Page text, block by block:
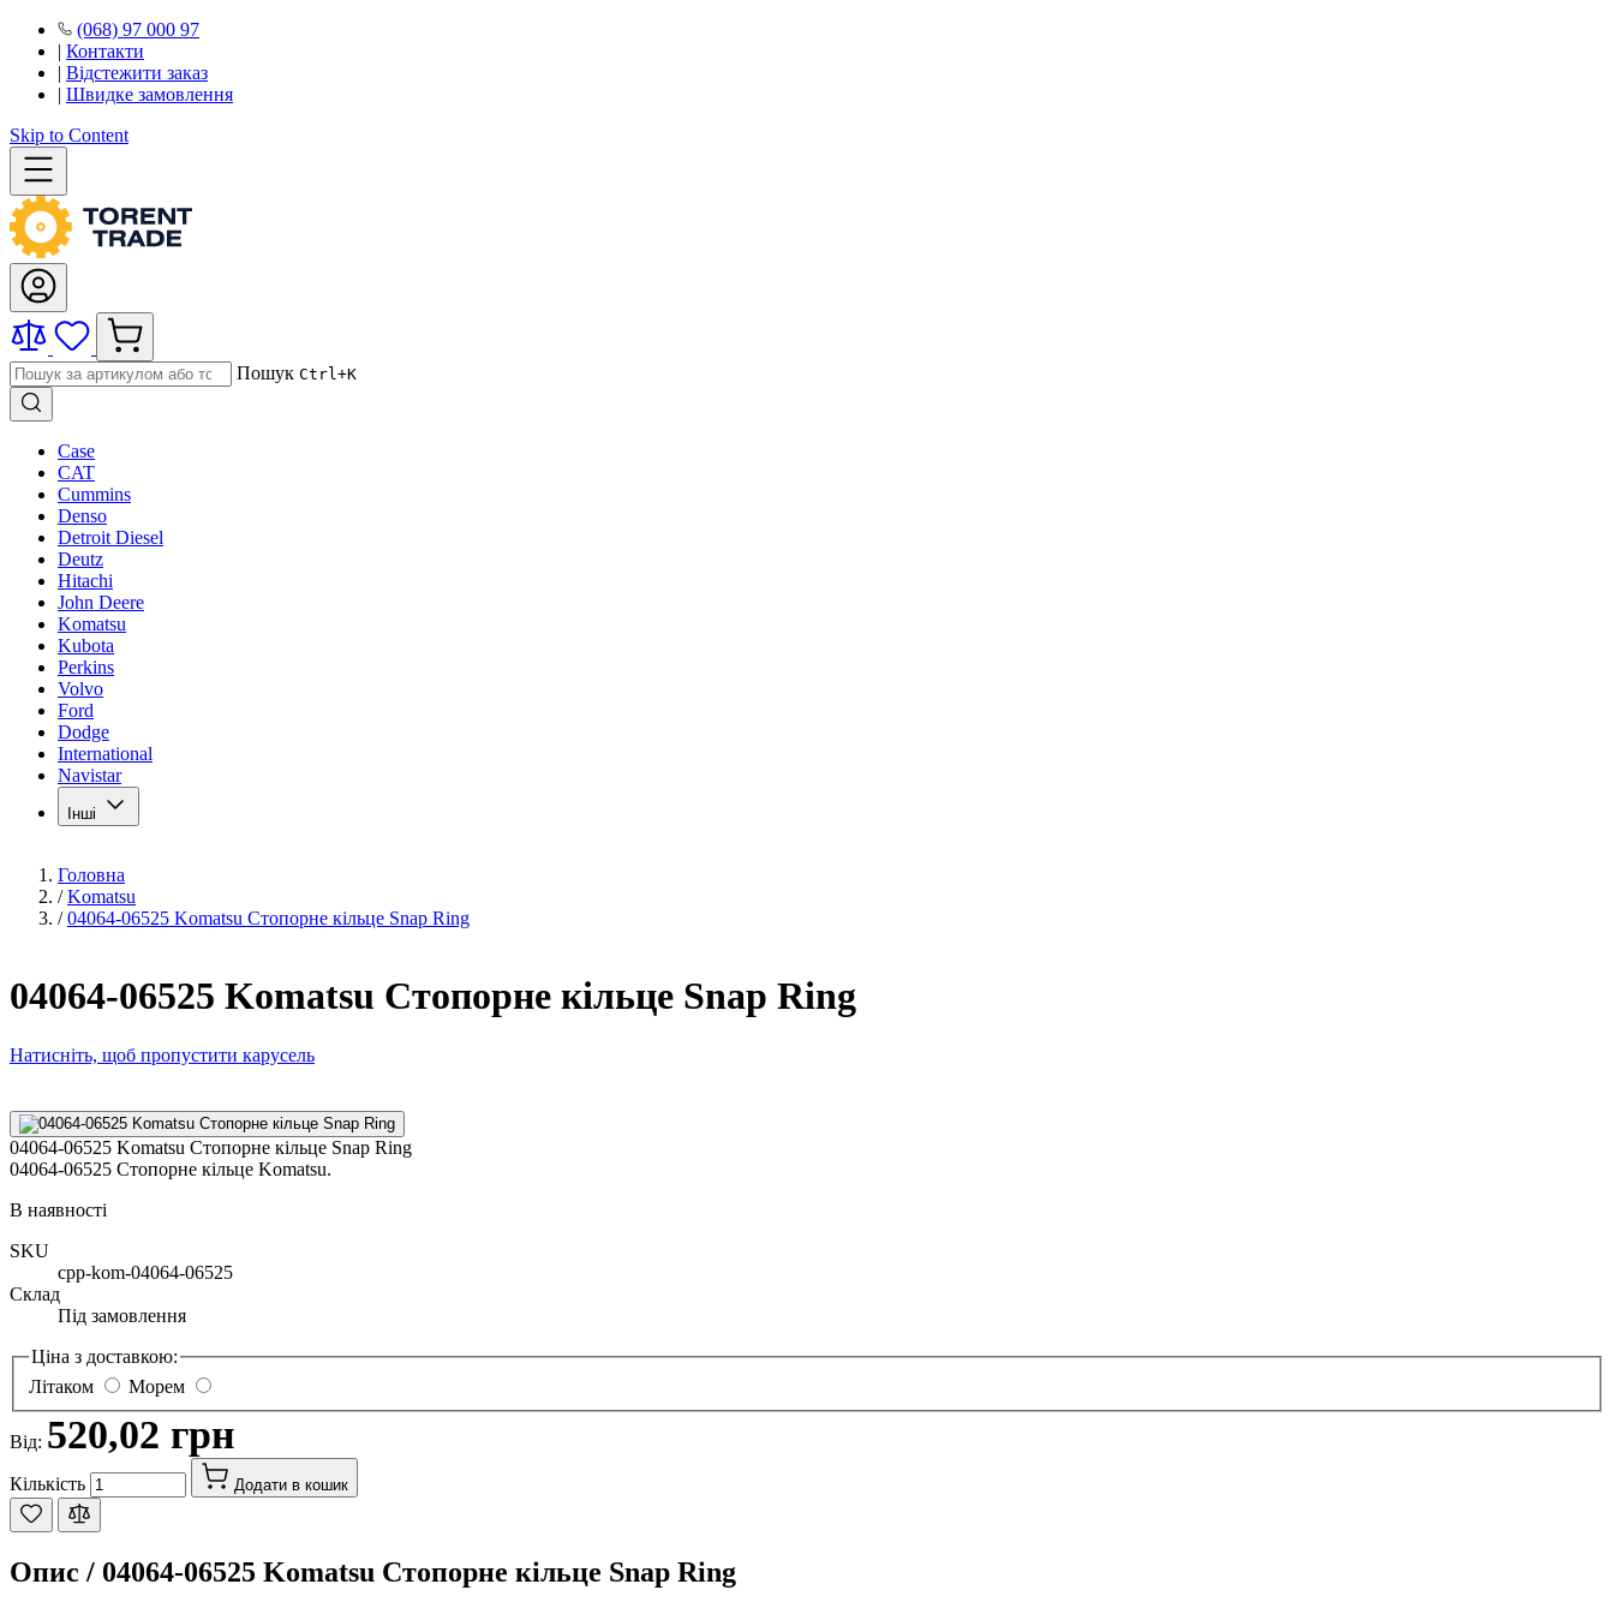
(068) 97 000 97
| Контакти
| Відстежити заказ
| Швидке замовлення
Skip to Content
Пошук Ctrl+K
Case
CAT
Cummins
Denso
Detroit Diesel
Deutz
Hitachi
John Deere
Komatsu
Kubota
Perkins
Volvo
Ford
Dodge
International
Navistar
Інші
Головна
/ Komatsu
/ 04064-06525 Komatsu Стопорне кільце Snap Ring
04064-06525 Komatsu Стопорне кільце Snap Ring
Натисніть, щоб пропустити карусель
04064-06525 Komatsu Стопорне кільце Snap Ring
04064-06525 Стопорне кільце Komatsu.
В наявності
SKU
cpp-kom-04064-06525
Склад
Під замовлення
Ціна з доставкою:
Літаком
Морем
Від: 520,02 грн
Кількість Додати в кошик
Опис / 04064-06525 Komatsu Стопорне кільце Snap Ring